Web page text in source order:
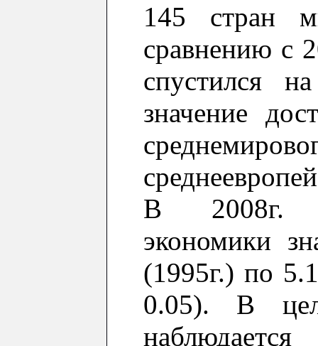
145 стран
сравнению с
спустилсяна
значение
В 2008г.
экономики
(1995г.) по
0.05). В